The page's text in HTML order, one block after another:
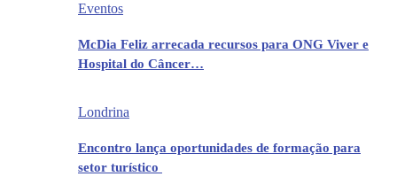
Eventos
McDia Feliz arrecada recursos para ONG Viver e
Hospital do Câncer…
Londrina
Encontro lança oportunidades de formação para
setor turístico